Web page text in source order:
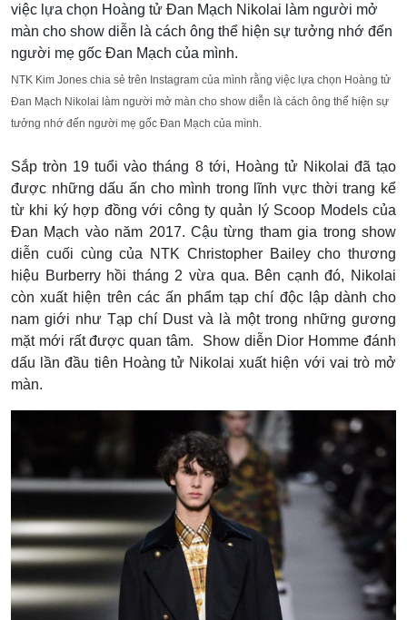
NTK Kim Jones chia sẻ trên Instagram của mình rằng việc lựa chọn Hoàng tử
Đan Mạch Nikolai làm người mở màn cho show diễn là cách ông thể hiện sự
tưởng nhớ đến người mẹ gốc Đan Mạch của mình.
Sắp tròn 19 tuổi vào tháng 8 tới, Hoàng tử Nikolai đã tạo
được những dấu ấn cho mình trong lĩnh vực thời trang kể
từ khi ký hợp đồng với công ty quản lý Scoop Models của
Đan Mạch vào năm 2017. Cậu từng tham gia trong show
diễn cuối cùng của NTK Christopher Bailey cho thương
hiệu Burberry hồi tháng 2 vừa qua. Bên cạnh đó, Nikolai
còn xuất hiện trên các ấn phẩm tạp chí độc lập dành cho
nam giới như Tạp chí Dust và là một trong những gương
mặt mới rất được quan tâm. Show diễn Dior Homme đánh
dấu lần đầu tiên Hoàng tử Nikolai xuất hiện với vai trò mở
màn.